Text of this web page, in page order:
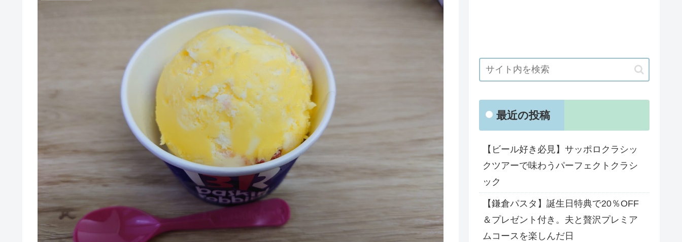
最近の投稿
【ビール好き必見】サッポロクラシッ
クツアーで味わうパーフェクトクラシ
ック
【鎌倉パスタ】誕生日特典で20％OFF
＆プレゼント付き。夫と贅沢プレミア
ムコースを楽しんだ日